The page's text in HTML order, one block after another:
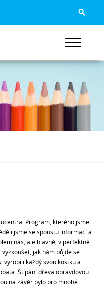
Program, kterého jsme
jsme se spoustu informací a
nás, ale hlavně, v perfektně
jak nám půjde se
vyrobili každý svou kostku a
Štípání dřeva opravdovou
na závěr bylo pro mnohé